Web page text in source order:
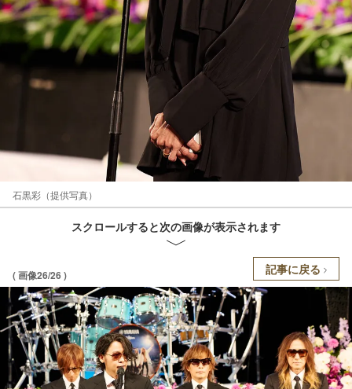
石黒彩（提供写真）
スクロールすると次の画像が表示されます
( 画像26/26 ) 記事に戻る